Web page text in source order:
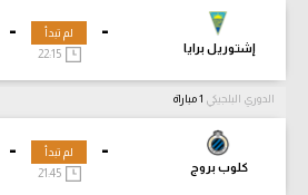
-
إشتوريل برايا
- لم تبدأ
22:15
الدوري البلجيكي
-
كلوب بروج
- لم تبدأ
21:45